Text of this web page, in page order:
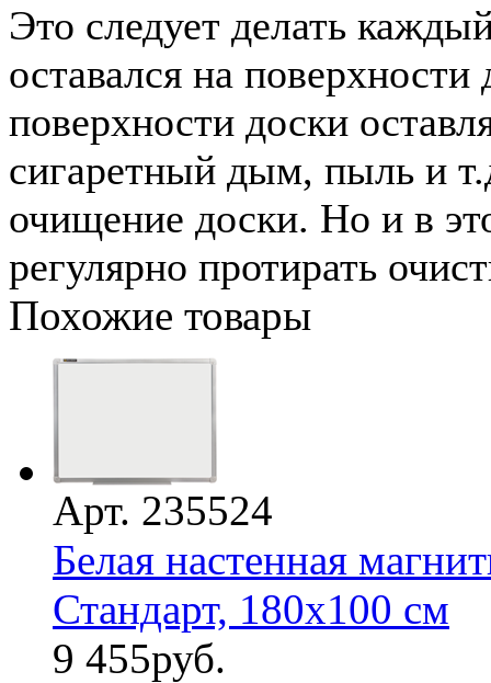
Это следует делать
оставался на
поверхности доски
сигаретный дым, пыль и
очищение доски. Но и в
регулярно протирать
Похожие товары
Арт. 235524
Белая настенная
Стандарт, 180х100 см
9 455руб.